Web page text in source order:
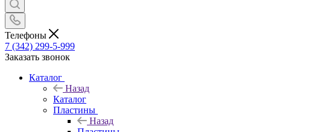
Телефоны
7 (342) 299-5-999
Заказать звонок
Каталог
Назад
Каталог
Пластины
Назад